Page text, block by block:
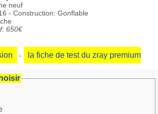
neuf
- Construction: Gonflable
650€
-
la fiche de test du zray premium